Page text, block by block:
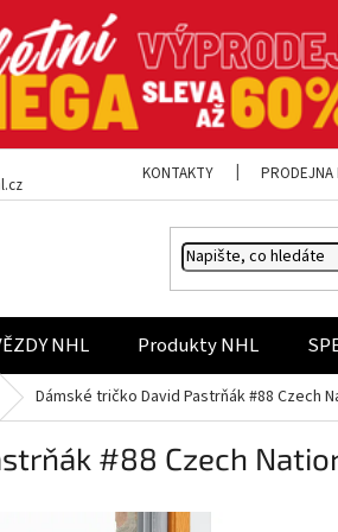
KONTAKTY PRODEJNA
NHL Produkty NHL
Dámské tričko David Pastrňák #88 Czech
#88 Czech